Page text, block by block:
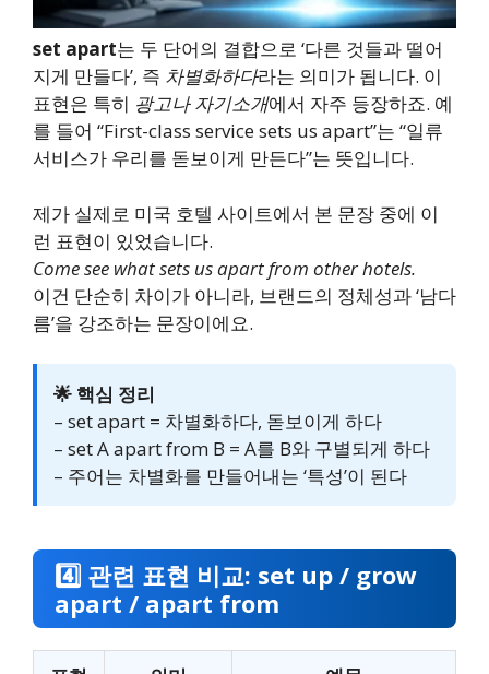
set apart는 두 단어의 결합으로 ‘다른 것들과 떨어
지게 만들다’, 즉 차별화하다라는 의미가 됩니다. 이
표현은 특히 광고나 자기소개에서 자주 등장하죠. 예
를 들어 “First-class service sets us apart”는 “일류
서비스가 우리를 돋보이게 만든다”는 뜻입니다.
제가 실제로 미국 호텔 사이트에서 본 문장 중에 이
런 표현이 있었습니다.
Come see what sets us apart from other hotels.
이건 단순히 차이가 아니라, 브랜드의 정체성과 ‘남다
름’을 강조하는 문장이에요.
🌟 핵심 정리
– set apart = 차별화하다, 돋보이게 하다
– set A apart from B = A를 B와 구별되게 하다
– 주어는 차별화를 만들어내는 ‘특성’이 된다
4️⃣ 관련 표현 비교: set up / grow
apart / apart from